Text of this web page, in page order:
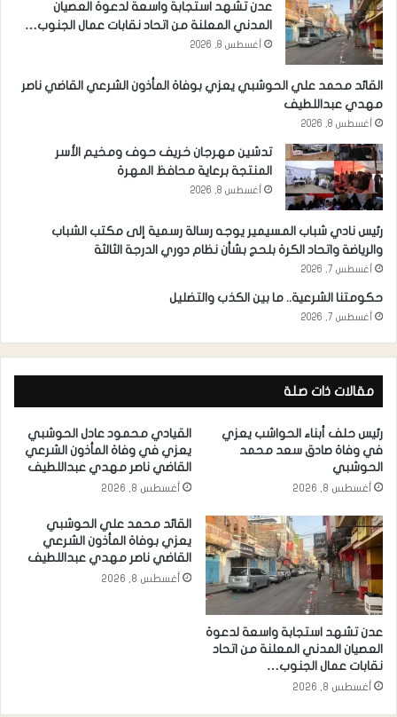
عدن تشهد استجابة واسعة لدعوة العصيان
المدني المعلنة من اتحاد نقابات عمال الجنوب…
أغسطس 8, 2026
القائد محمد علي الحوشبي يعزي بوفاة المأذون الشرعي القاضي ناصر
مهدي عبداللطيف
أغسطس 8, 2026
تدشين مهرجان خريف حوف ومخيم الأسر
المنتجة برعاية محافظ المهرة
أغسطس 8, 2026
رئيس نادي شباب المسيمير يوجه رسالة رسمية إلى مكتب الشباب
والرياضة واتحاد الكرة بلحج بشأن نظام دوري الدرجة الثالثة
أغسطس 7, 2026
حكومتنا الشرعية.. ما بين الكذب والتضليل
أغسطس 7, 2026
مقالات ذات صلة
رئيس حلف أبناء الحواشب يعزي
في وفاة صادق سعد محمد
الحوشبي
أغسطس 8, 2026
القيادي محمود عادل الحوشبي
يعزي في وفاة المأذون الشرعي
القاضي ناصر مهدي عبداللطيف
أغسطس 8, 2026
عدن تشهد استجابة واسعة لدعوة
العصيان المدني المعلنة من اتحاد
نقابات عمال الجنوب…
أغسطس 8, 2026
القائد محمد علي الحوشبي
يعزي بوفاة المأذون الشرعي
القاضي ناصر مهدي عبداللطيف
أغسطس 8, 2026